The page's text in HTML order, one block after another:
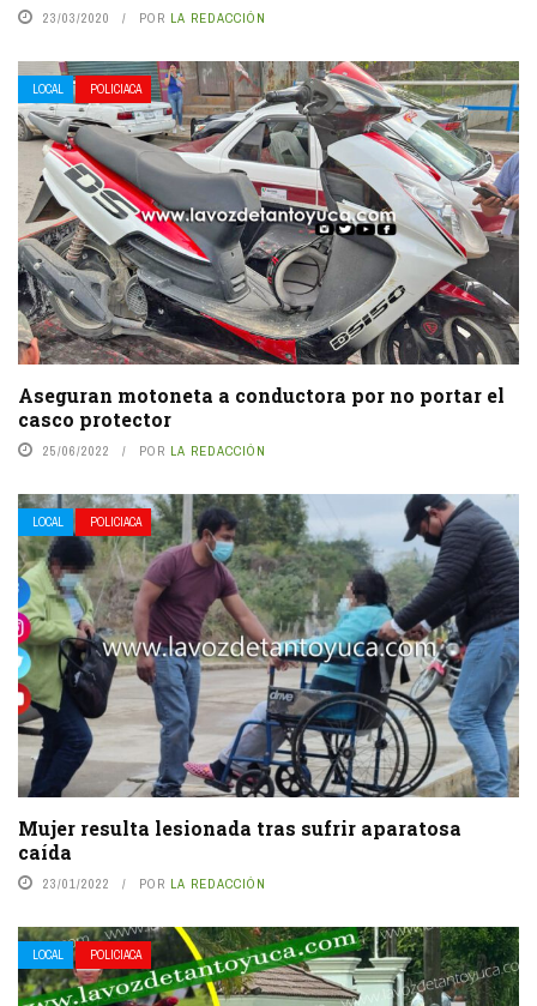
23/03/2020 POR LA REDACCIÓN
LOCAL POLICIACA
Aseguran motoneta a conductora por no portar el
casco protector
25/06/2022 POR LA REDACCIÓN
LOCAL POLICIACA
Mujer resulta lesionada tras sufrir aparatosa
caída
23/01/2022 POR LA REDACCIÓN
LOCAL POLICIACA